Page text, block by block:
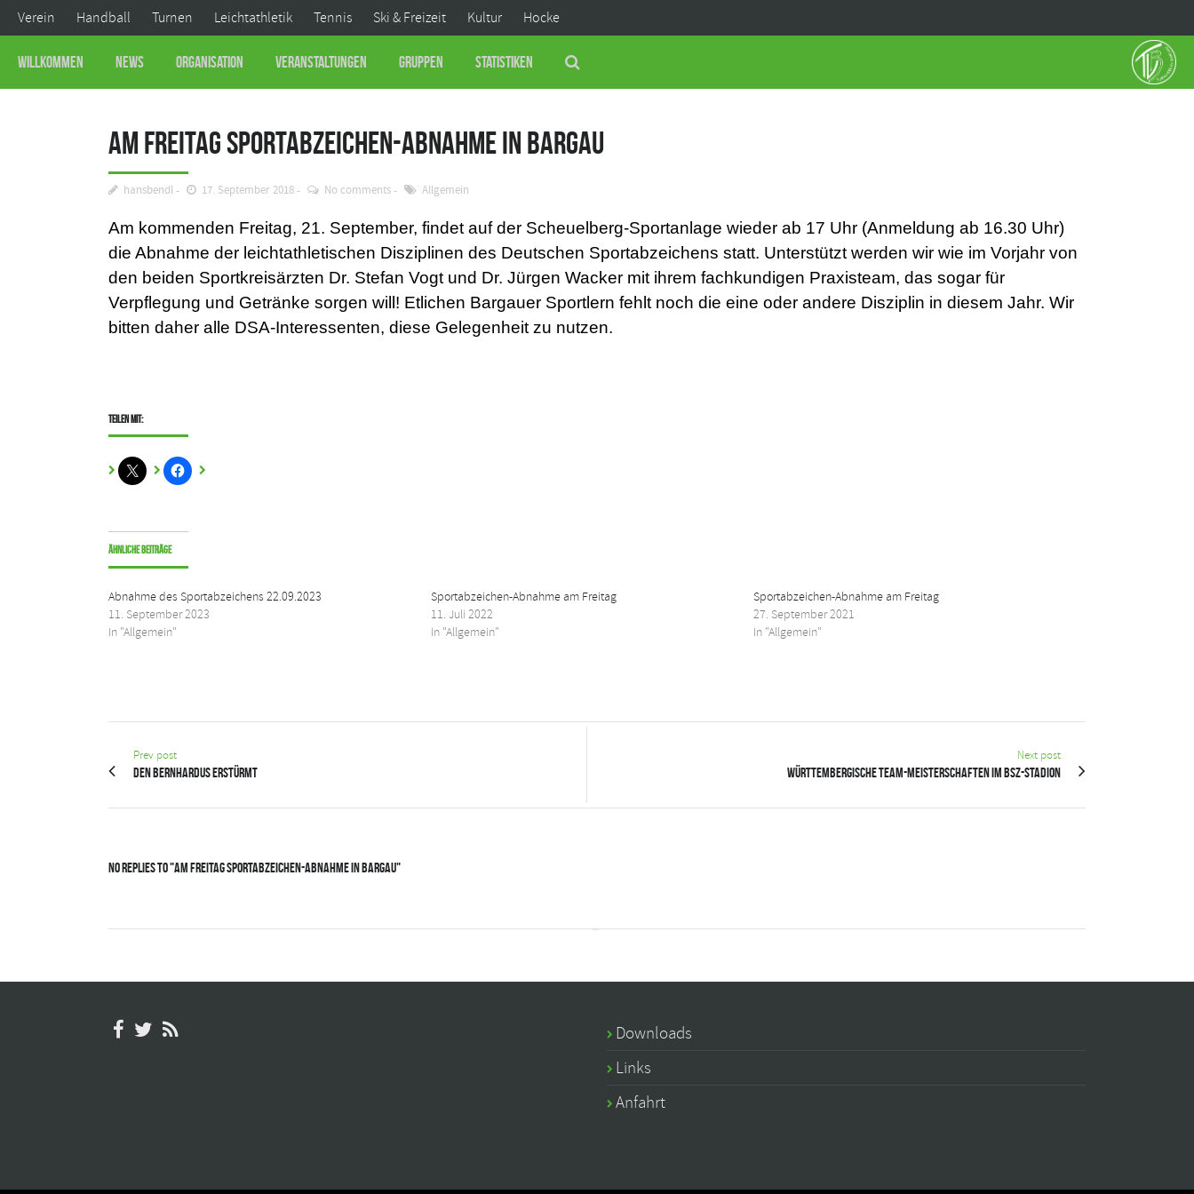
Verein Handball Turnen Leichtathletik Tennis Ski & Freizeit Kultur Hocke
Willkommen News Organisation Veranstaltungen Gruppen Statistiken
Am Freitag Sportabzeichen-Abnahme in Bargau
hansbendl 17. September 2018 No comments Allgemein
Am kommenden Freitag, 21. September, findet auf der Scheuelberg-Sportanlage wieder ab 17 Uhr (Anmeldung ab 16.30 Uhr)
die Abnahme der leichtathletischen Disziplinen des Deutschen Sportabzeichens statt. Unterstützt werden wir wie im Vorjahr von
den beiden Sportkreisärzten Dr. Stefan Vogt und Dr. Jürgen Wacker mit ihrem fachkundigen Praxisteam, das sogar für
Verpflegung und Getränke sorgen will! Etlichen Bargauer Sportlern fehlt noch die eine oder andere Disziplin in diesem Jahr. Wir
bitten daher alle DSA-Interessenten, diese Gelegenheit zu nutzen.
Teilen mit:
Ähnliche Beiträge
Abnahme des Sportabzeichens 22.09.2023
11. September 2023
In "Allgemein"
Sportabzeichen-Abnahme am Freitag
11. Juli 2022
In "Allgemein"
Sportabzeichen-Abnahme am Freitag
27. September 2021
In "Allgemein"
Prev post
Den Bernhardus erstürmt
Next post
Württembergische Team-Meisterschaften im BSZ-Stadion
No Replies to "Am Freitag Sportabzeichen-Abnahme in Bargau"
Downloads
Links
Anfahrt